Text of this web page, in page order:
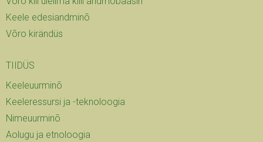
Keele edesiandminõ
Võro kirändüs
TIIDÜS
Keeleuurminõ
Keeleressursi ja -teknoloogia
Nimeuurminõ
Aolugu ja etnoloogia